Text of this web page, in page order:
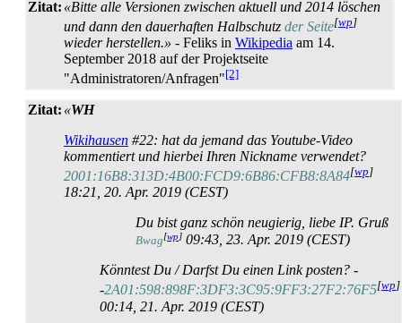
Zitat: «Bitte alle Versionen zwischen aktuell und 2014 löschen
und dann den dauerhaften Halbschutz der Seite[wp]
wieder herstellen.» - Feliks in Wikipedia am 14.
September 2018 auf der Projektseite
"Administratoren/Anfragen"[2]
Zitat: «WH
Wikihausen #22: hat da jemand das Youtube-Video
kommentiert und hierbei Ihren Nickname verwendet?
2001:16B8:313D:4B00:FCD9:6B86:CFB8:8A84[wp]
18:21, 20. Apr. 2019 (CEST)
Du bist ganz schön neugierig, liebe IP. Gruß
Bwag[wp] 09:43, 23. Apr. 2019 (CEST)
Könntest Du / Darfst Du einen Link posten? -
-2A01:598:898F:3DF3:3C95:9FF3:27F2:76F5[wp]
00:14, 21. Apr. 2019 (CEST)